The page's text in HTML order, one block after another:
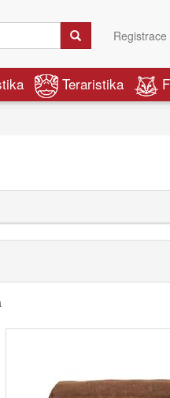
Registrace
Teraristika